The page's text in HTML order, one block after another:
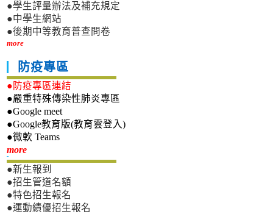
●學生評量辦法及補充規定
●中學生網站
●後期中等教育普查問卷
more
防疫專區
●防疫專區連結
●嚴重特殊傳染性肺炎專區
●Google meet
●Google教育版(教育雲登入)
●微軟 Teams
more新生專區
●新生報到
●招生管道名額
●特色招生報名
●運動績優招生報名